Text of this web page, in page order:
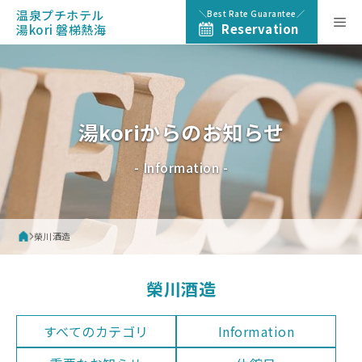
Skip
content
温泉プチホテル
湯kori 磐梯熱海
Best Rate Guarantee
Reservation
湯koriからのお知らせ
- Information -
榮川酒造
榮川酒造
すべてのカテゴリ
Information